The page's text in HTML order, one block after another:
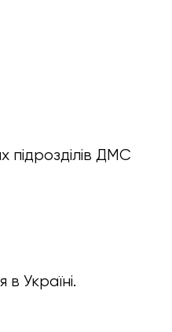
підрозділів ДМС
Україні.